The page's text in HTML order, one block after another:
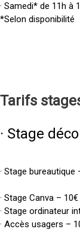
· Samedi* de 11h à
*Selon disponibilité
Tarifs
· Stage
· Stage bureautique
· Stage Canva – 10€
· Stage ordinateur
· Accès usagers –